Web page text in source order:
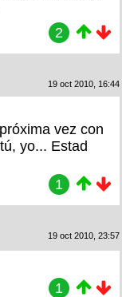
2
19 oct 2010, 16:44
vez con
yo... Estad
1
19 oct 2010, 23:57
1